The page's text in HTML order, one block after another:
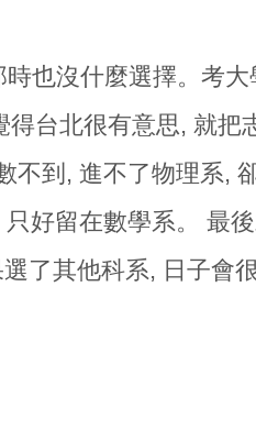
也沒什麼選擇。考大
台北很有意思, 就把
不到, 進不了物理系,
好留在數學系。 最後
了其他科系, 日子會很